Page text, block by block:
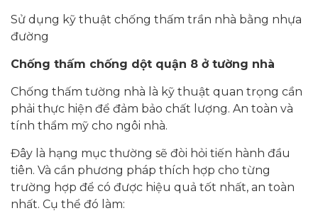
Sử dụng kỹ thuật chống thấm trần nhà bằng nhựa
đường
Chống thấm chống dột quận 8 ở tường nhà
Chống thấm tường nhà là kỹ thuật quan trọng cần
phải thực hiện để đảm bảo chất lượng. An toàn và
tính thẩm mỹ cho ngôi nhà.
Đây là hạng mục thường sẽ đòi hỏi tiến hành đầu
tiên. Và cần phương pháp thích hợp cho từng
trường hợp để có được hiệu quả tốt nhất, an toàn
nhất. Cụ thể đó làm: